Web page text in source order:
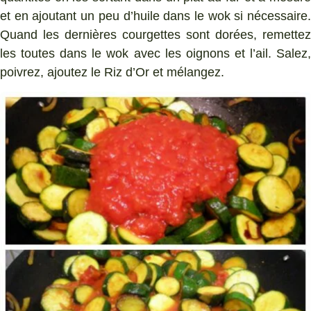
et en ajoutant un peu d’huile dans le wok si nécessaire.
Quand les dernières courgettes sont dorées, remettez
les toutes dans le wok avec les oignons et l’ail. Salez,
poivrez, ajoutez le Riz d’Or et mélangez.